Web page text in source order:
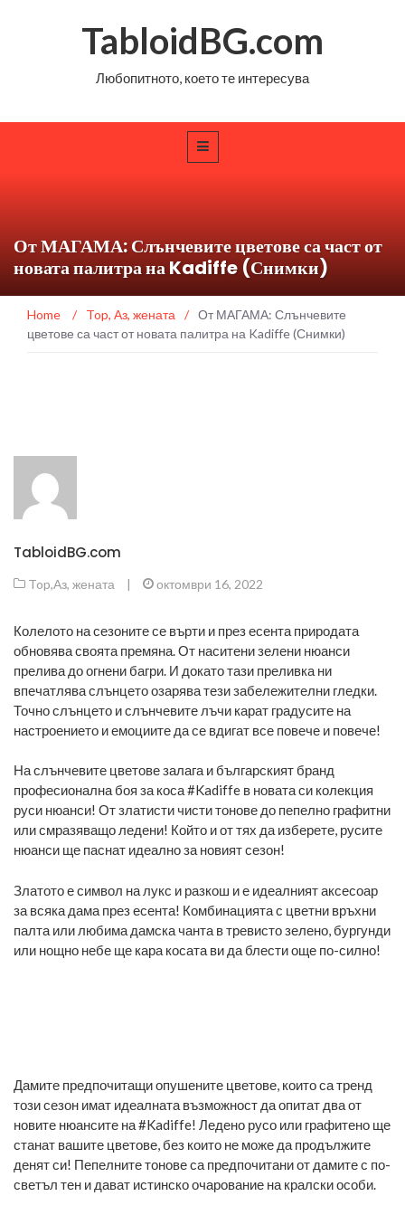
TabloidBG.com
Любопитното, което те интересува
От МАГАМА: Слънчевите цветове са част от
новата палитра на Kadiffe (Снимки)
Home / Top, Аз, жената / От МАГАМА: Слънчевите
цветове са част от новата палитра на Kadiffe (Снимки)
TabloidBG.com
Top,Аз, жената | октомври 16, 2022
Колелото на сезоните се върти и през есента природата
обновява своята премяна. От наситени зелени нюанси
прелива до огнени багри. И докато тази преливка ни
впечатлява слънцето озарява тези забележителни гледки.
Точно слънцето и слънчевите лъчи карат градусите на
настроението и емоциите да се вдигат все повече и повече!
На слънчевите цветове залага и българският бранд
професионална боя за коса #Kadiffe в новата си колекция
руси нюанси! От златисти чисти тонове до пепелно графитни
или смразяващо ледени! Който и от тях да изберете, русите
нюанси ще паснат идеално за новият сезон!
Златото е символ на лукс и разкош и е идеалният аксесоар
за всяка дама през есента! Комбинацията с цветни връхни
палта или любима дамска чанта в тревисто зелено, бургунди
или нощно небе ще кара косата ви да блести още по-силно!
Дамите предпочитащи опушените цветове, които са тренд
този сезон имат идеалната възможност да опитат два от
новите нюансите на #Kadiffe! Ледено русо или графитено ще
станат вашите цветове, без които не може да продължите
денят си! Пепелните тонове са предпочитани от дамите с по-
светъл тен и дават истинско очарование на кралски особи.